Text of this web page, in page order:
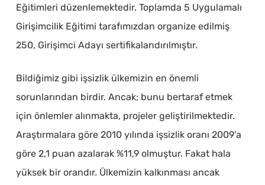
Eğitimleri düzenlemektedir. Toplamda 5 Uygulamalı
Girişimcilik Eğitimi tarafımızdan organize edilmiş
250, Girişimci Adayı sertifikalandırılmıştır.
Bildiğimiz gibi işsizlik ülkemizin en önemli
sorunlarından birdir. Ancak; bunu bertaraf etmek
için önlemler alınmakta, projeler geliştirilmektedir.
Araştırmalara göre 2010 yılında işsizlik oranı 2009’a
göre 2,1 puan azalarak %11,9 olmuştur. Fakat hala
yüksek bir orandır. Ülkemizin kalkınması ancak